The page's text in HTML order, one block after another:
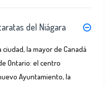
del Niágara
la mayor de Canadá
Ontario: el centro
Ayuntamiento, la